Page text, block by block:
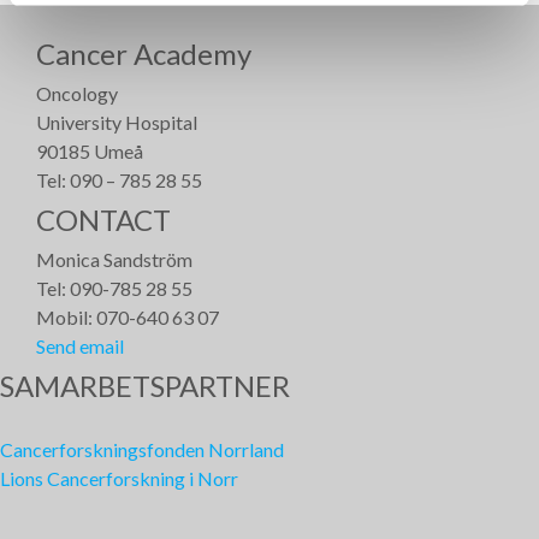
Cancer Academy
Oncology
University Hospital
90185 Umeå
Tel: 090 – 785 28 55
CONTACT
Monica Sandström
Tel: 090-785 28 55
Mobil: 070-640 63 07
Send email
SAMARBETSPARTNER
Cancerforskningsfonden Norrland
Lions Cancerforskning i Norr